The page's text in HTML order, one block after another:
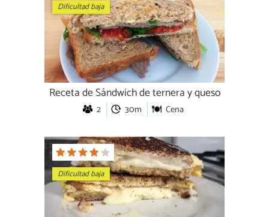
Dificultad baja
Receta de Sándwich de ternera y queso
2 30m Cena
Dificultad baja